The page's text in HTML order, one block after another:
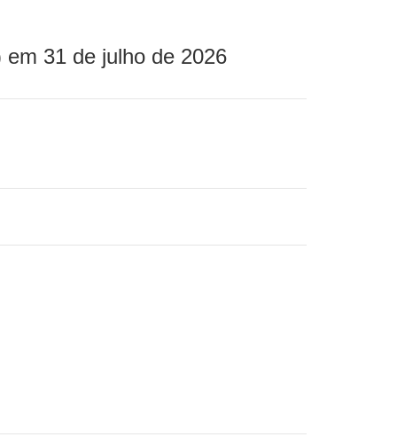
31 de julho de 2026